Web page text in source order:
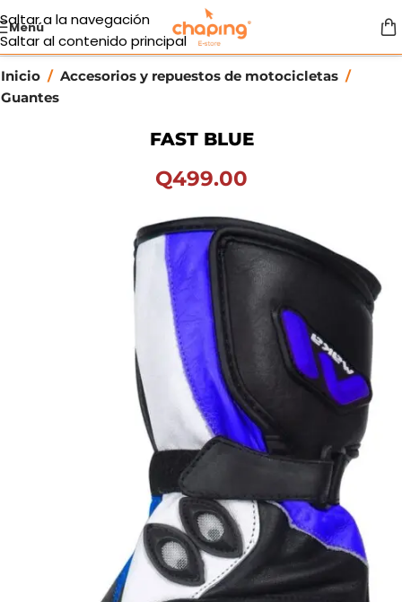
Saltar a la navegación
Saltar al contenido principal
Menú
Inicio / Accesorios y repuestos de motocicletas /
Guantes
FAST BLUE
Q499.00